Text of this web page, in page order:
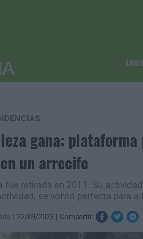
gana:
un arrecife
fue retirada en 2011. Su
se volvió perfecta para
22/09/2023 Compartir: